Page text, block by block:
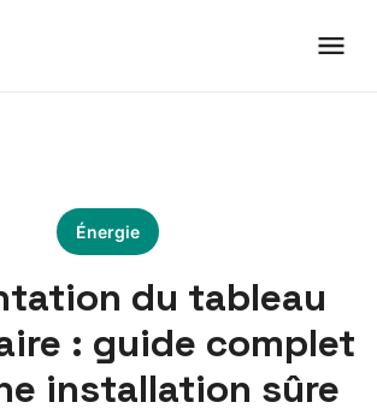
Énergie
du tableau
: guide complet
installation sûre